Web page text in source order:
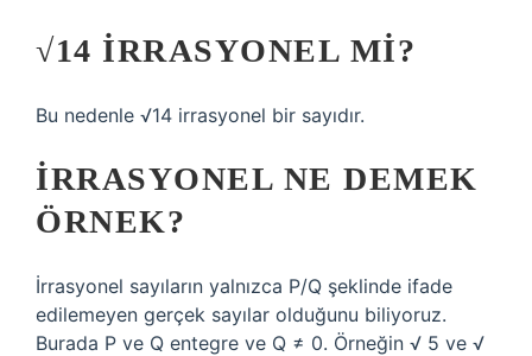
√14 IRRASYONEL MI?
Bu nedenle √14 irrasyonel bir sayıdır.
İRRASYONEL NE DEMEK
ÖRNEK?
İrrasyonel sayıların yalnızca P/Q şeklinde ifade
edilemeyen gerçek sayılar olduğunu biliyoruz.
Burada P ve Q entegre ve Q ≠ 0. Örneğin √ 5 ve √